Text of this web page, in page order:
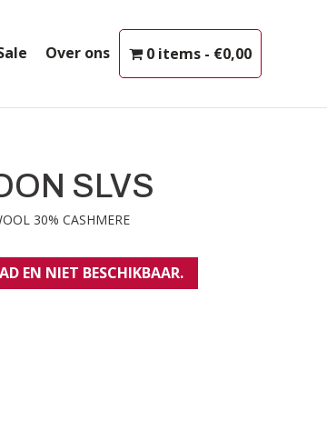
Over ons 0 items €0,00
SLVS
30% CASHMERE
EN NIET BESCHIKBAAR.